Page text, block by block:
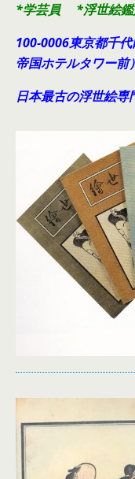
*学芸員 *浮世絵鑑
100-0006東京都千代
帝国ホテルタワー
日本最古の浮世絵専